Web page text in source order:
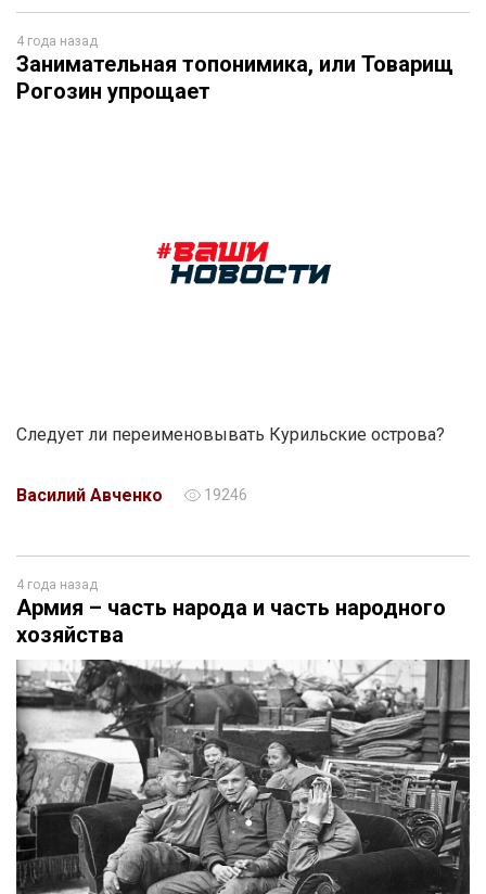
4 года назад
Занимательная топонимика, или Товарищ
Рогозин упрощает
Следует ли переименовывать Курильские острова?
Василий Авченко 19246
4 года назад
Армия – часть народа и часть народного
хозяйства